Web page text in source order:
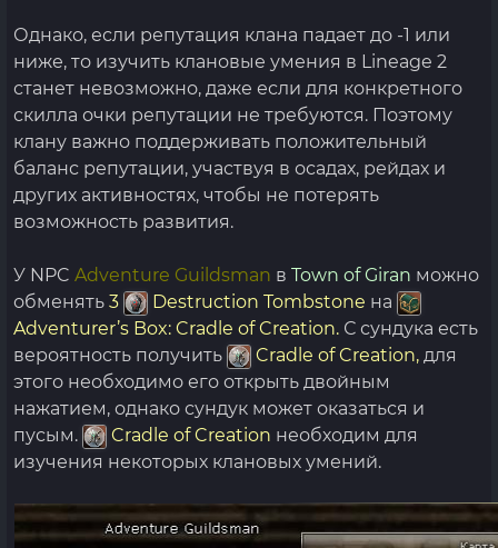
Однако, если репутация клана падает до -1 или
ниже, то изучить клановые умения в Lineage 2
станет невозможно, даже если для конкретного
скилла очки репутации не требуются. Поэтому
клану важно поддерживать положительный
баланс репутации, участвуя в осадах, рейдах и
других активностях, чтобы не потерять
возможность развития.
У NPC Adventure Guildsman в Town of Giran можно
обменять 3 Destruction Tombstone на
Adventurer’s Box: Cradle of Creation. С сундука есть
вероятность получить
Cradle of Creation, для
этого необходимо его открыть двойным
нажатием, однако сундук может оказаться и
пусым.
Cradle of Creation необходим для
изучения некоторых клановых умений.